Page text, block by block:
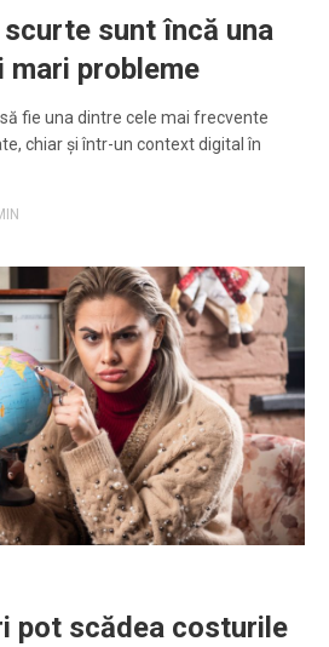
scurte sunt încă una
mari probleme
fie una dintre cele mai frecvente
chiar și într-un context digital în
pot scădea costurile